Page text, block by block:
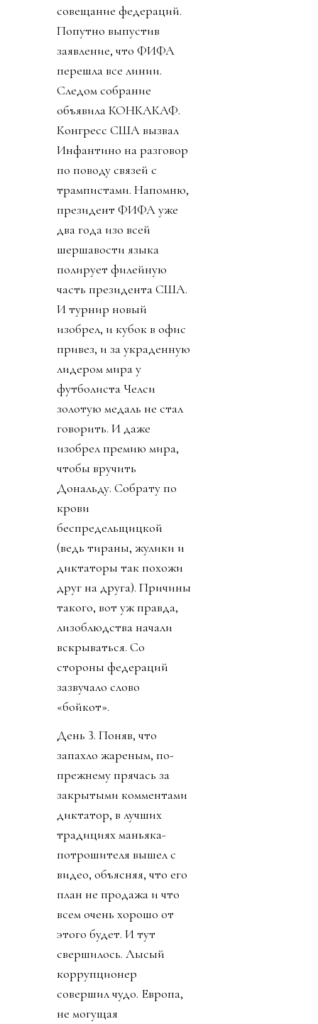
совещание федераций.
Попутно выпустив
заявление, что ФИФА
перешла все линии.
Следом собрание
объявила КОНКАКАФ.
Конгресс США вызвал
Инфантино на разговор
по поводу связей с
трампистами. Напомню,
президент ФИФА уже
два года изо всей
шершавости языка
полирует филейную
часть президента США.
И турнир новый
изобрел, и кубок в офис
привез, и за украденную
лидером мира у
футболиста Челси
золотую медаль не стал
говорить. И даже
изобрел премию мира,
чтобы вручить
Дональду. Собрату по
крови
беспредельщицкой
(ведь тираны, жулики и
диктаторы так похожи
друг на друга). Причины
такого, вот уж правда,
лизоблюдства начали
вскрываться. Со
стороны федераций
зазвучало слово
«бойкот».
День 3. Поняв, что
запахло жареным, по-
прежнему прячась за
закрытыми комментами
диктатор, в лучших
традициях маньяка-
потрошителя вышел с
видео, объясняя, что его
план не продажа и что
всем очень хорошо от
этого будет. И тут
свершилось. Лысый
коррупционер
совершил чудо. Европа,
не могущая